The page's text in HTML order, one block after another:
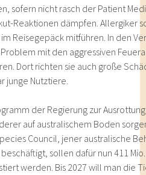
sofern nicht rasch der Patient
Reaktionen dämpfen. Allergiker
Reisegepäck mitführen. In den
mit den aggressiven
Dort richten sie auch große
junge Nutztiere.
der Regierung zur
auf australischem Boden
Council, jener australische
sollen dafür nun 411 Mio.
werden. Bis 2027 will man die